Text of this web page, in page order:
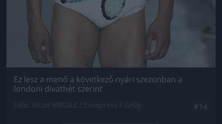
Ez lesz a menő a következő nyári szezonban a
londoni divathét szerint